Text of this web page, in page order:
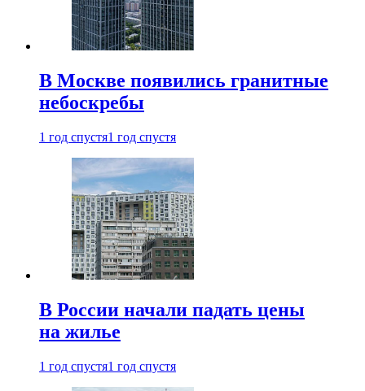
В Москве появились гранитные
небоскребы
1 год спустя1 год спустя
В России начали падать цены
на жилье
1 год спустя1 год спустя